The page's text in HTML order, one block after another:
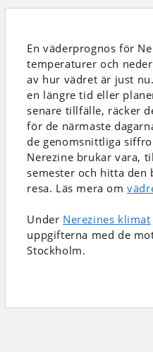
En väderprognos för
temperaturer och
av hur vädret är just
en längre tid eller
senare tillfälle, räcker
för de närmaste
de genomsnittliga
Nerezine brukar vara,
semester och hitta den
resa. Läs mera om
Under Nerezines klimat
uppgifterna med de
Stockholm.